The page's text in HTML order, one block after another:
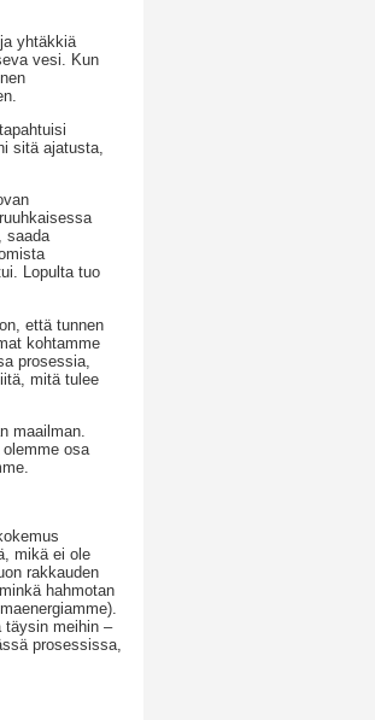
yhtäkkiä
vesi. Kun
sitä ajatusta,
saada
Lopulta tuo
että tunnen
kohtamme
prosessia,
mitä tulee
maailman.
osa
mikä ei ole
rakkauden
hahmotan
täysin meihin –
prosessissa,